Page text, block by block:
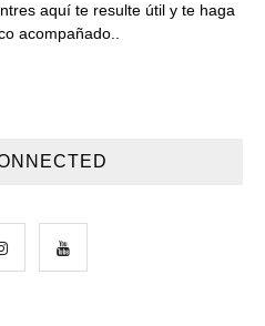
aquí te resulte útil y te haga
acompañado..